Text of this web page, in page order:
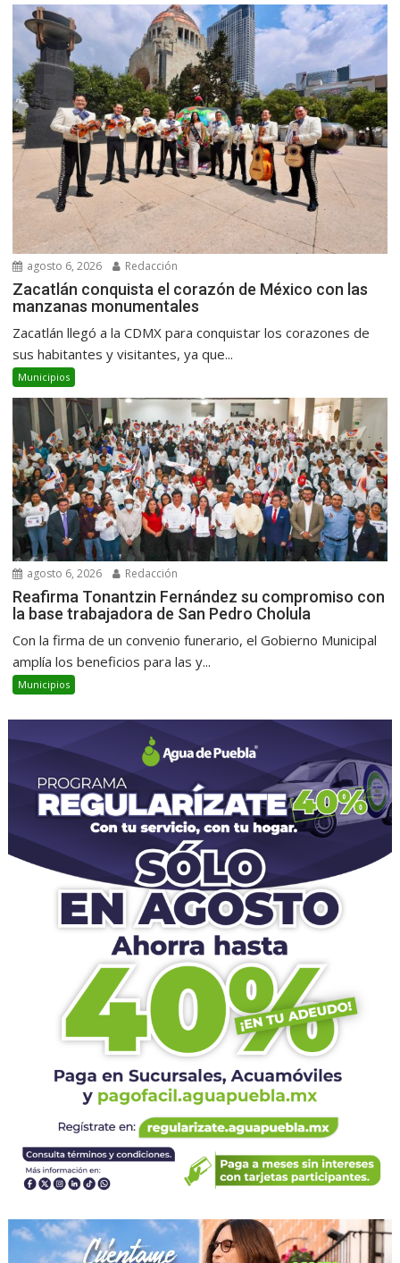
agosto 6, 2026 Redacción
Zacatlán conquista el corazón de México con las
manzanas monumentales
Zacatlán llegó a la CDMX para conquistar los corazones de
sus habitantes y visitantes, ya que...
Municipios
agosto 6, 2026 Redacción
Reafirma Tonantzin Fernández su compromiso con
la base trabajadora de San Pedro Cholula
Con la firma de un convenio funerario, el Gobierno Municipal
amplía los beneficios para las y...
Municipios